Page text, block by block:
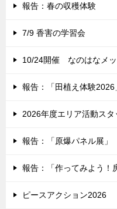
報告：春の収穫体験
7/9 香害の学習会
10/24開催 なのはなメ
報告：「田植え体験2026
2026年度エリア活動スタ
報告：「原爆パネル展」
報告：「作ってみよう！
ピースアクション2026